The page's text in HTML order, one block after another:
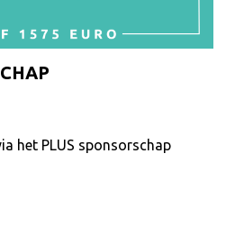
het PLUS sponsorschap